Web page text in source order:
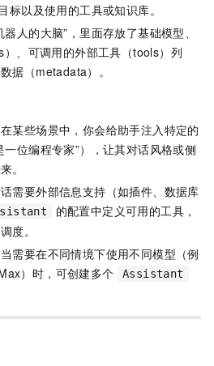
标以及使用的工具或知识库。
人的大脑”，里面存放了基础模型、
、可调用的外部工具（tools）列
据（metadata）。
在某些场景中，你会给助手注入特定的
位编程专家”），让其对话风格或侧
。
话需要外部信息支持（如插件、数据库
的配置中定义可用的工具，
度。
当需要在不同情境下使用不同模型（例
）时，可创建多个
Assistant